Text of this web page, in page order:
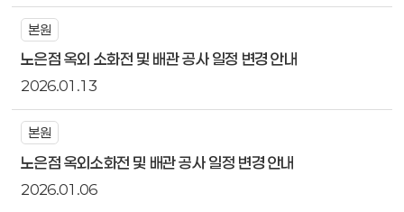
본원
노은점 옥외 소화전 및 배관 공사 일정 변경 안내
2026.01.13
본원
노은점 옥외소화전 및 배관 공사 일정 변경 안내
2026.01.06